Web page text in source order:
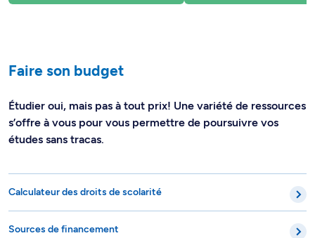
Faire son budget
Étudier oui, mais pas à tout prix! Une variété de ressources
s’offre à vous pour vous permettre de poursuivre vos
études sans tracas.
Calculateur des droits de scolarité
Sources de financement